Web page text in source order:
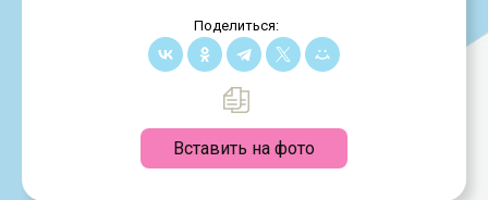
Поделиться:
Вставить на фото